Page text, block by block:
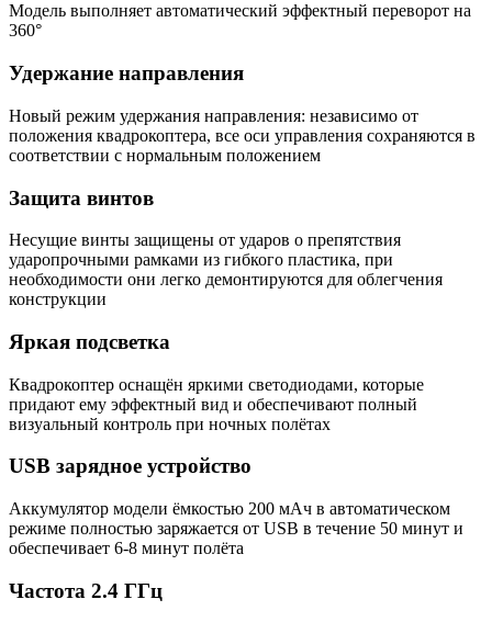
Модель выполняет автоматический эффектный переворот на
360°
Удержание направления
Новый режим удержания направления: независимо от
положения квадрокоптера, все оси управления сохраняются в
соответствии с нормальным положением
Защита винтов
Несущие винты защищены от ударов о препятствия
ударопрочными рамками из гибкого пластика, при
необходимости они легко демонтируются для облегчения
конструкции
Яркая подсветка
Квадрокоптер оснащён яркими светодиодами, которые
придают ему эффектный вид и обеспечивают полный
визуальный контроль при ночных полётах
USB зарядное устройство
Аккумулятор модели ёмкостью 200 мАч в автоматическом
режиме полностью заряжается от USB в течение 50 минут и
обеспечивает 6-8 минут полёта
Частота 2.4 ГГц